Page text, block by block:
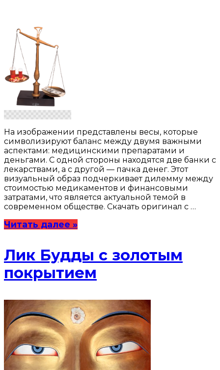
На изображении представлены весы, которые
символизируют баланс между двумя важными
аспектами: медицинскими препаратами и
деньгами. С одной стороны находятся две банки с
лекарствами, а с другой — пачка денег. Этот
визуальный образ подчеркивает дилемму между
стоимостью медикаментов и финансовыми
затратами, что является актуальной темой в
современном обществе. Скачать оригинал с …
Читать далее »
Лик Будды с золотым
покрытием